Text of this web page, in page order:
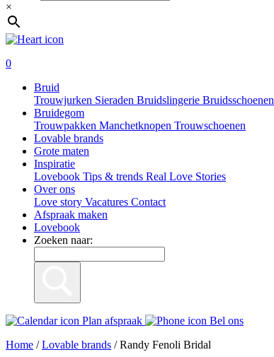
×
0
Bruid
Trouwjurken Sieraden Bruidslingerie Bruidsschoenen
Bruidegom
Trouwpakken Manchetknopen Trouwschoenen
Lovable brands
Grote maten
Inspiratie
Lovebook Tips & trends Real Love Stories
Over ons
Love story Vacatures Contact
Afspraak maken
Lovebook
Zoeken naar:
Plan afspraak
Bel ons
Home /Lovable brands /Randy Fenoli Bridal